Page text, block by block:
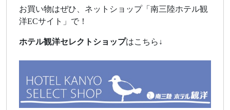
お買い物はぜひ、ネットショップ「南三陸ホテル観
洋ECサイト」で！
ホテル観洋セレクトショップはこちら↓